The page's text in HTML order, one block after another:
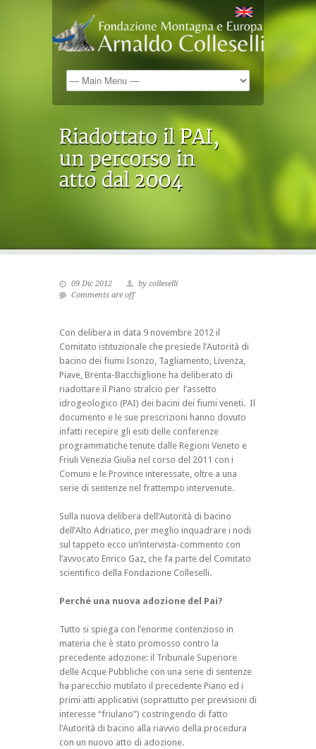
09 Dic 2012
by colleselli
Comments are off
Con delibera in data 9 novembre 2012 il
Comitato istituzionale che presiede l’Autorità di
bacino dei fiumi Isonzo, Tagliamento, Livenza,
Piave, Brenta-Bacchiglione ha deliberato di
riadottare il Piano stralcio per l’assetto
idrogeologico (PAI) dei bacini dei fiumi veneti. Il
documento e le sue prescrizioni hanno dovuto
infatti recepire gli esiti delle conferenze
programmatiche tenute dalle Regioni Veneto e
Friuli Venezia Giulia nel corso del 2011 con i
Comuni e le Province interessate, oltre a una
serie di sentenze nel frattempo intervenute.
Sulla nuova delibera dell’Autorità di bacino
dell’Alto Adriatico, per meglio inquadrare i nodi
sul tappeto ecco un’intervista-commento con
l’avvocato Enrico Gaz, che fa parte del Comitato
scientifico della Fondazione Colleselli.
Perché una nuova adozione del Pai?
Tutto si spiega con l’enorme contenzioso in
materia che è stato promosso contro la
precedente adozione: il Tribunale Superiore
delle Acque Pubbliche con una serie di sentenze
ha parecchio mutilato il precedente Piano ed i
primi atti applicativi (soprattutto per previsioni di
interesse “friulano”) costringendo di fatto
l’Autorità di bacino alla riavvio della procedura
con un nuovo atto di adozione.